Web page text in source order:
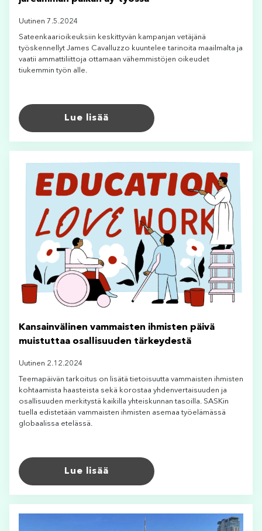
Uutinen 7.5.2024
Sateenkaarioikeuksiin keskittyvän kampanjan vetäjänä
työskennellyt James Cavalluzzo kuuntelee tarinoita maailmalta ja
vaatii ammattiliittoja ottamaan vähemmistöjen oikeudet
tiukemmin työn alle.
Lue lisää
Kansainvälinen vammaisten ihmisten päivä
muistuttaa osallisuuden tärkeydestä
Uutinen 2.12.2024
Teemapäivän tarkoitus on lisätä tietoisuutta vammaisten ihmisten
kohtaamista haasteista sekä korostaa yhdenvertaisuuden ja
osallisuuden merkitystä kaikilla yhteiskunnan tasoilla. SASKin
tuella edistetään vammaisten ihmisten asemaa työelämässä
globaalissa etelässä.
Lue lisää